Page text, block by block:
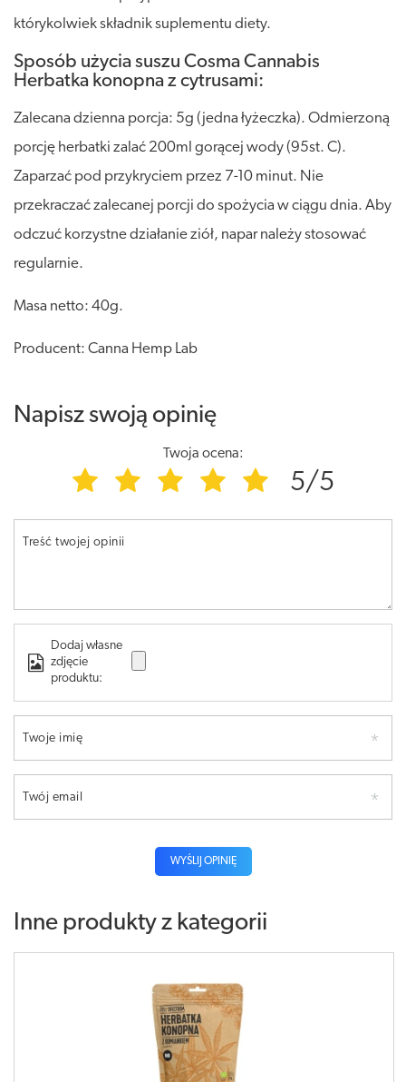
którykolwiek składnik suplementu diety.
Sposób użycia suszu Cosma Cannabis
Herbatka konopna z cytrusami:
Zalecana dzienna porcja: 5g (jedna łyżeczka). Odmierzoną
porcję herbatki zalać 200ml gorącej wody (95st. C).
Zaparzać pod przykryciem przez 7-10 minut. Nie
przekraczać zalecanej porcji do spożycia w ciągu dnia. Aby
odczuć korzystne działanie ziół, napar należy stosować
regularnie.
Masa netto: 40g.
Producent: Canna Hemp Lab
Napisz swoją opinię
Twoja ocena:
5/5
Treść twojej opinii
Dodaj własne
zdjęcie
produktu:
Twoje imię
Twój email
WYŚLIJ OPINIĘ
Inne produkty z kategorii